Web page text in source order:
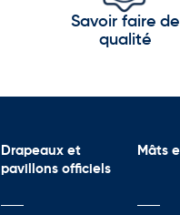
Drapeaux,
Cette catégorie
Pavillons pour mât
Oriflammes
Savoir faire de
qualité
Drapeaux et
pavillons officiels
Mâts